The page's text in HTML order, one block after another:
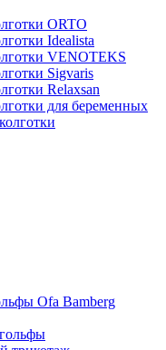
ORTO
Idealista
VENOTEKS
Sigvaris
Relaxsan
для беременных
Ofa Bamberg